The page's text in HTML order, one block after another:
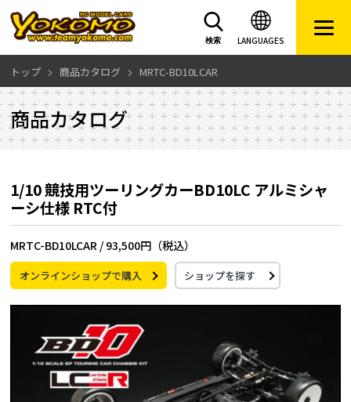
LANGUAGES
検索
トップ 商品カタログ MRTC-BD10LCAR
商品カタログ
1/10 競技用ツーリングカーBD10LC アルミシャ
ーシ仕様 RTC付
MRTC-BD10LCAR / 93,500円（税込）
オンラインショップで購入 ショップを探す